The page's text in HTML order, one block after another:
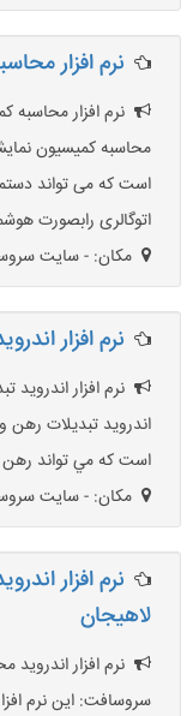
نرم افزار
نرم افزار محاسبه
محاسبه کمیسیون
است که می تواند
اتوگالری رابصورت
مکان: - سایت
نرم افزار
نرم افزار
اندرويد تبديلات رهن
است که مي تواند رهن
مکان: - سایت
نرم افزار
لاهیجان
نرم افزار
سروسافت: این نرم